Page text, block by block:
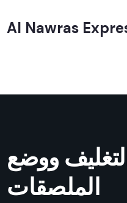
Al Nawras
ووضع
الملصقات